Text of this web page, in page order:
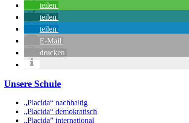
teilen
teilen
teilen
E-Mail
drucken
Unsere Schule
„Placida“ nachhaltig
„Placida“ demokratisch
„Placida” international